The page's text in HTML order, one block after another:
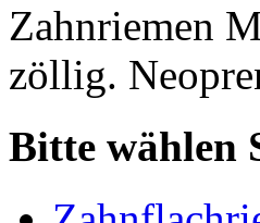
Zahnriemen
zöllig.
Bitte wählen